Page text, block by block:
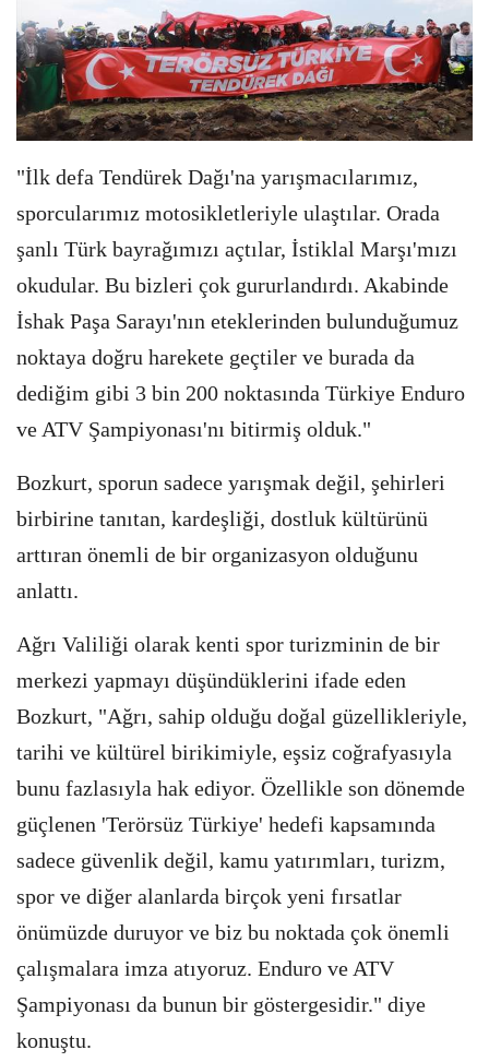
"İlk defa Tendürek Dağı'na yarışmacılarımız,
sporcularımız motosikletleriyle ulaştılar. Orada
şanlı Türk bayrağımızı açtılar, İstiklal Marşı'mızı
okudular. Bu bizleri çok gururlandırdı. Akabinde
İshak Paşa Sarayı'nın eteklerinden bulunduğumuz
noktaya doğru harekete geçtiler ve burada da
dediğim gibi 3 bin 200 noktasında Türkiye Enduro
ve ATV Şampiyonası'nı bitirmiş olduk."
Bozkurt, sporun sadece yarışmak değil, şehirleri
birbirine tanıtan, kardeşliği, dostluk kültürünü
arttıran önemli de bir organizasyon olduğunu
anlattı.
Ağrı Valiliği olarak kenti spor turizminin de bir
merkezi yapmayı düşündüklerini ifade eden
Bozkurt, "Ağrı, sahip olduğu doğal güzellikleriyle,
tarihi ve kültürel birikimiyle, eşsiz coğrafyasıyla
bunu fazlasıyla hak ediyor. Özellikle son dönemde
güçlenen 'Terörsüz Türkiye' hedefi kapsamında
sadece güvenlik değil, kamu yatırımları, turizm,
spor ve diğer alanlarda birçok yeni fırsatlar
önümüzde duruyor ve biz bu noktada çok önemli
çalışmalara imza atıyoruz. Enduro ve ATV
Şampiyonası da bunun bir göstergesidir." diye
konuştu.